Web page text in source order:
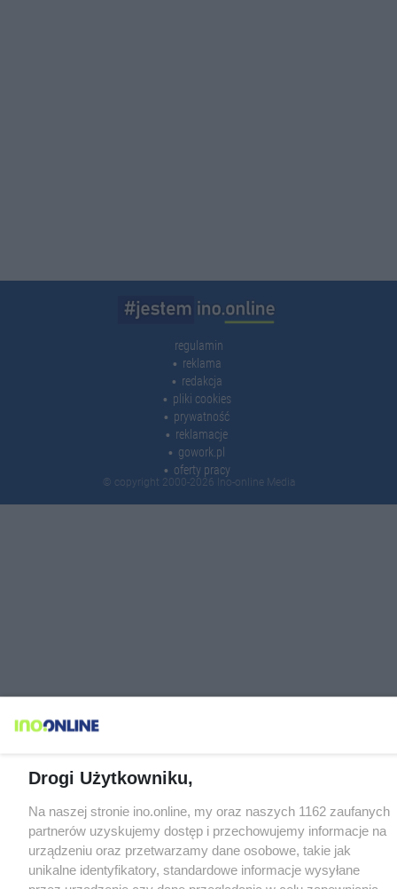
regulamin
reklama
redakcja
pliki cookies
prywatność
reklamacje
gowork.pl
oferty pracy
© copyright 2000-2026 Ino-online Media
Drogi Użytkowniku,
Na naszej stronie ino.online, my oraz naszych 1162 zaufanych
partnerów uzyskujemy dostęp i przechowujemy informacje na
urządzeniu oraz przetwarzamy dane osobowe, takie jak
unikalne identyfikatory, standardowe informacje wysyłane